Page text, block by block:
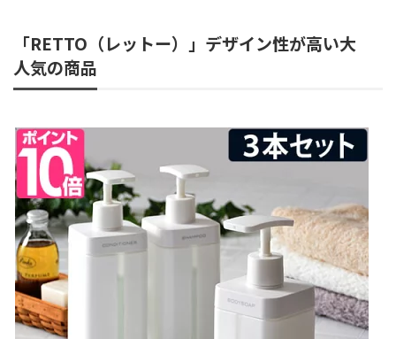
「RETTO（レットー）」デザイン性が高い大
人気の商品